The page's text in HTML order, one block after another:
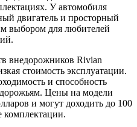
У автомобиля
двигатель и просторный
выбором для любителей
внедорожников Rivian
стоимость эксплуатации.
и способность
Цены на модели
и могут доходить до 100
комплектации.